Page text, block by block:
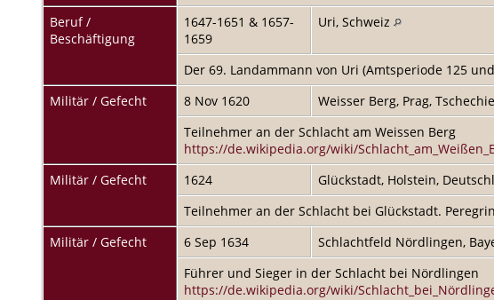
Beruf /
Beschäftigung
1647-1651 & 1657-
1659
Uri, Schweiz
Der 69. Landammann von Uri (Amtsperiode 125
Militär / Gefecht
8 Nov 1620
Weisser Berg, Prag,
Teilnehmer an der Schlacht am Weissen Berg
https://de.wikipedia.org/wiki/
Militär / Gefecht
1624
Glückstadt, Holstein,
Teilnehmer an der Schlacht bei Glückstadt.
Militär / Gefecht
6 Sep 1634
Schlachtfeld Nördlingen,
Führer und Sieger in der Schlacht bei Nördlingen
https://de.wikipedia.org/wiki/